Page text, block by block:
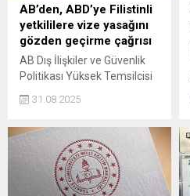
AB’den, ABD’ye Filistinli
yetkililere vize yasağını
gözden geçirme çağrısı
AB Dış İlişkiler ve Güvenlik
Politikası Yüksek Temsilcisi
Kallas, ABD'ye Filistinli
yetkililere yönelik vize
değerlendirilmesi çağrısında
bulundu.
31.08.2025